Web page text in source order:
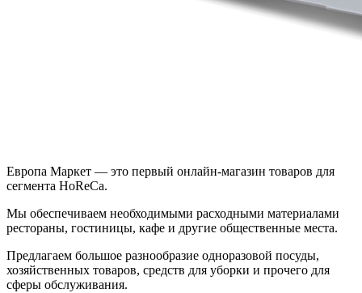
Европа Маркет — это первый онлайн-магазин товаров для
сегмента HoReCa.
Мы обеспечиваем необходимыми расходными материалами
рестораны, гостиницы, кафе и другие общественные места.
Предлагаем большое разнообразие одноразовой посуды,
хозяйственных товаров, средств для уборки и прочего для
сферы обслуживания.